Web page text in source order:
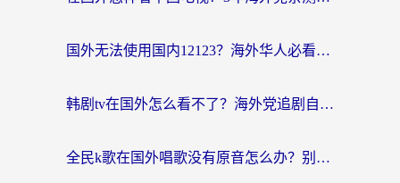
国外无法使用国内12123？海外华人必看：选对回国加速器，解决迪拜语音+12123访问难题
韩剧tv在国外怎么看不了？海外党追剧自由的终极解决方案来了
全民k歌在国外唱歌没有原音怎么办？别让地域限制毁了你的麦霸时刻